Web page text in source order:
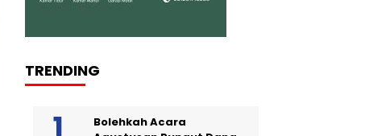
TRENDING
Bolehkah Acara